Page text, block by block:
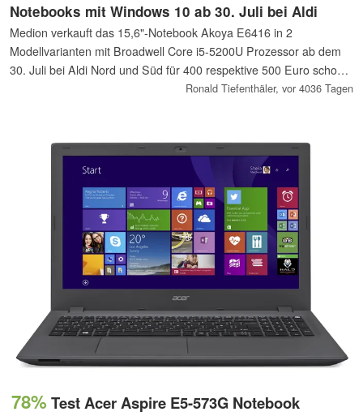
Notebooks mit Windows 10 ab 30. Juli bei Aldi
Medion verkauft das 15,6"-Notebook Akoya E6416 in 2
Modellvarianten mit Broadwell Core i5-5200U Prozessor ab dem
30. Juli bei Aldi Nord und Süd für 400 respektive 500 Euro schon
Ronald Tiefenthäler, vor 4036 Tagen
78% Test Acer Aspire E5-573G Notebook